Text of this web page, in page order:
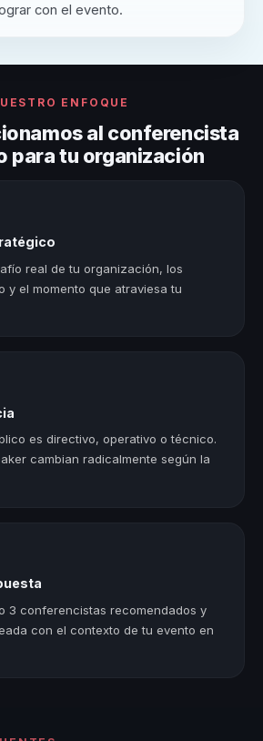
con el evento.
ENFOQUE
al conferencista
para tu organización
real de tu organización, los
y el momento que atraviesa tu
es directivo, operativo o técnico.
cambian radicalmente según la
3 conferencistas recomendados y
con el contexto de tu evento en